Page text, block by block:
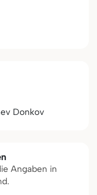
Donkov
Angaben in